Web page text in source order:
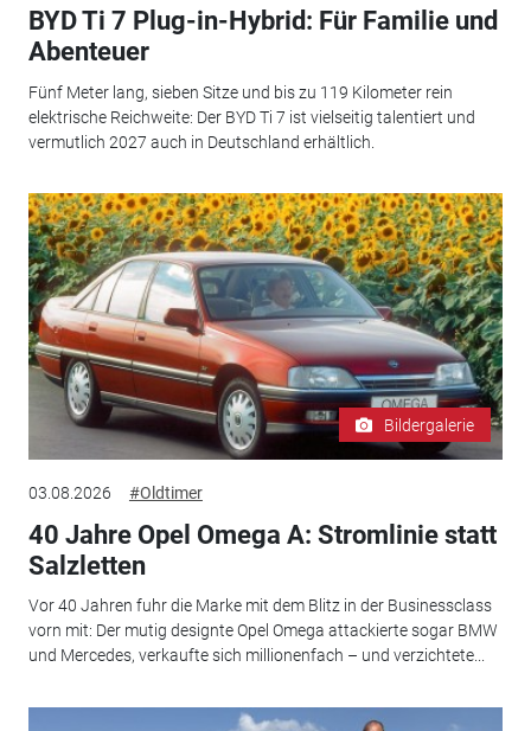
BYD Ti 7 Plug-in-Hybrid: Für Familie und
Abenteuer
Fünf Meter lang, sieben Sitze und bis zu 119 Kilometer rein
elektrische Reichweite: Der BYD Ti 7 ist vielseitig talentiert und
vermutlich 2027 auch in Deutschland erhältlich.
Bildergalerie
03.08.2026 #Oldtimer
40 Jahre Opel Omega A: Stromlinie statt
Salzletten
Vor 40 Jahren fuhr die Marke mit dem Blitz in der Businessclass
vorn mit: Der mutig designte Opel Omega attackierte sogar BMW
und Mercedes, verkaufte sich millionenfach – und verzichtete...